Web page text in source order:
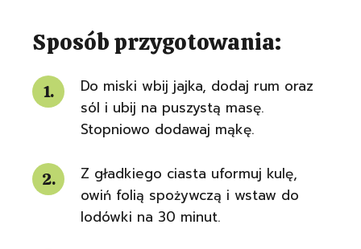
Sposób przygotowania:
Do miski wbij jajka, dodaj rum oraz
sól i ubij na puszystą masę.
Stopniowo dodawaj mąkę.
Z gładkiego ciasta uformuj kulę,
owiń folią spożywczą i wstaw do
lodówki na 30 minut.